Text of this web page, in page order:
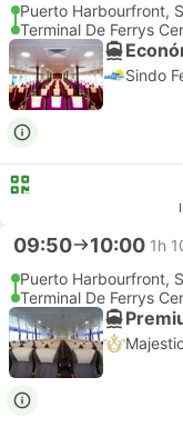
Puerto Harbourfront,
Terminal De Ferrys
Sindo
09:50 10:00 1h
Puerto Harbourfront,
Terminal De Ferrys